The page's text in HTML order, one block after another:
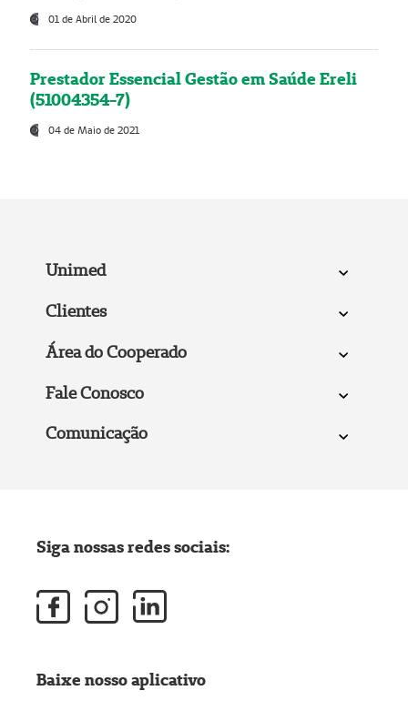
01 de Abril de 2020
Prestador Essencial Gestão em Saúde Ereli
(51004354-7)
04 de Maio de 2021
Unimed
Clientes
Área do Cooperado
Fale Conosco
Comunicação
Siga nossas redes sociais:
Baixe nosso aplicativo